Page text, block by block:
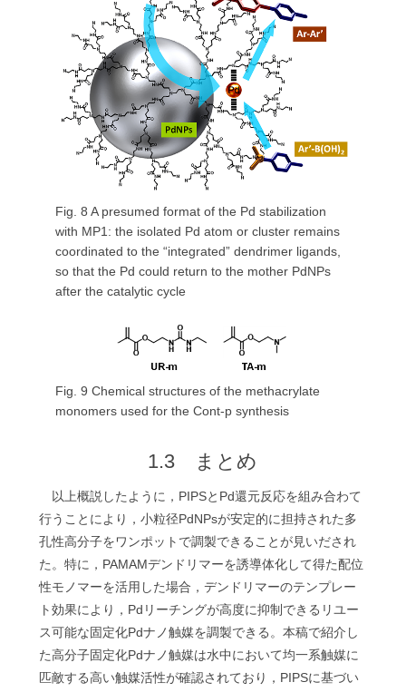
Fig. 8 A presumed format of the Pd stabilization
with MP1: the isolated Pd atom or cluster remains
coordinated to the “integrated” dendrimer ligands,
so that the Pd could return to the mother PdNPs
after the catalytic cycle
Fig. 9 Chemical structures of the methacrylate
monomers used for the Cont-p synthesis
1.3 まとめ
以上概説したように，PIPSとPd還元反応を組み合わて
行うことにより，小粒径PdNPsが安定的に担持された多
孔性高分子をワンポットで調製できることが見いだされ
た。特に，PAMAMデンドリマーを誘導体化して得た配位
性モノマーを活用した場合，デンドリマーのテンプレー
ト効果により，Pdリーチングが高度に抑制できるリユー
ス可能な固定化Pdナノ触媒を調製できる。本稿で紹介し
た高分子固定化Pdナノ触媒は水中において均一系触媒に
匹敵する高い触媒活性が確認されており，PIPSに基づい